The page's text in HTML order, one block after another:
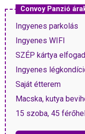
Convoy Panzió
Ingyenes parkolás
Ingyenes WIFI
SZÉP kártya
Ingyenes
Saját étterem
Macska, kutya
15 szoba, 45